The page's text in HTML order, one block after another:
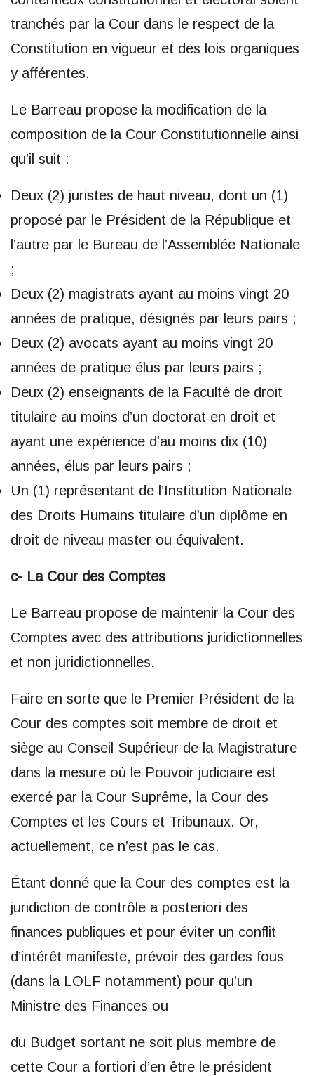
tranchés par la Cour dans le respect de la
Constitution en vigueur et des lois organiques
y afférentes.
Le Barreau propose la modification de la
composition de la Cour Constitutionnelle ainsi
qu’il suit :
Deux (2) juristes de haut niveau, dont un (1)
proposé par le Président de la République et
l’autre par le Bureau de l’Assemblée Nationale
;
Deux (2) magistrats ayant au moins vingt 20
années de pratique, désignés par leurs pairs ;
Deux (2) avocats ayant au moins vingt 20
années de pratique élus par leurs pairs ;
Deux (2) enseignants de la Faculté de droit
titulaire au moins d’un doctorat en droit et
ayant une expérience d’au moins dix (10)
années, élus par leurs pairs ;
Un (1) représentant de l’Institution Nationale
des Droits Humains titulaire d’un diplôme en
droit de niveau master ou équivalent.
c- La Cour des Comptes
Le Barreau propose de maintenir la Cour des
Comptes avec des attributions juridictionnelles
et non juridictionnelles.
Faire en sorte que le Premier Président de la
Cour des comptes soit membre de droit et
siège au Conseil Supérieur de la Magistrature
dans la mesure où le Pouvoir judiciaire est
exercé par la Cour Suprême, la Cour des
Comptes et les Cours et Tribunaux. Or,
actuellement, ce n’est pas le cas.
Étant donné que la Cour des comptes est la
juridiction de contrôle a posteriori des
finances publiques et pour éviter un conflit
d’intérêt manifeste, prévoir des gardes fous
(dans la LOLF notamment) pour qu’un
Ministre des Finances ou
du Budget sortant ne soit plus membre de
cette Cour a fortiori d’en être le président